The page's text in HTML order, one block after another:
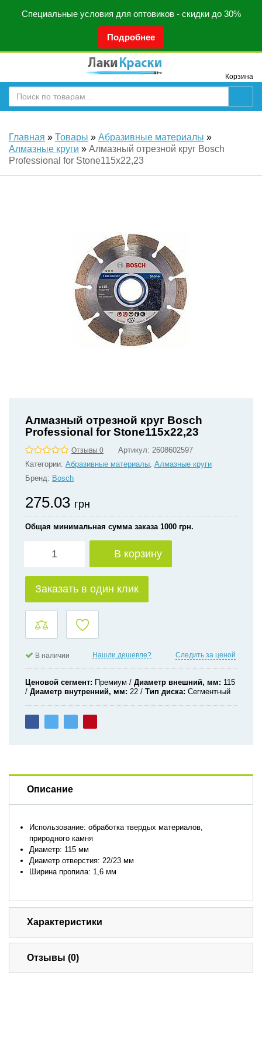
Специальные условия для оптовиков - скидки до 30%
Подробнее
Корзина
Главная » Товары » Абразивные материалы »
Алмазные круги » Алмазный отрезной круг Bosch
Professional for Stone115x22,23
Алмазный отрезной круг Bosch
Professional for Stone115x22,23
Отзывы 0 Артикул: 2608602597
Категории: Абразивные материалы, Алмазные круги
Бренд: Bosch
275.03 грн
Общая минимальная сумма заказа 1000 грн.
В корзину
Заказать в один клик
В наличии Нашли дешевле? Следить за ценой
Ценовой сегмент Премиум Диаметр внешний, мм
115
Диаметр внутренний, мм 22 Тип диска Сегментный
Описание
Использование: обработка твердых материалов,
природного камня
Диаметр: 115 мм
Диаметр отверстия: 22/23 мм
Ширина пропила: 1,6 мм
Характеристики
Отзывы (0)